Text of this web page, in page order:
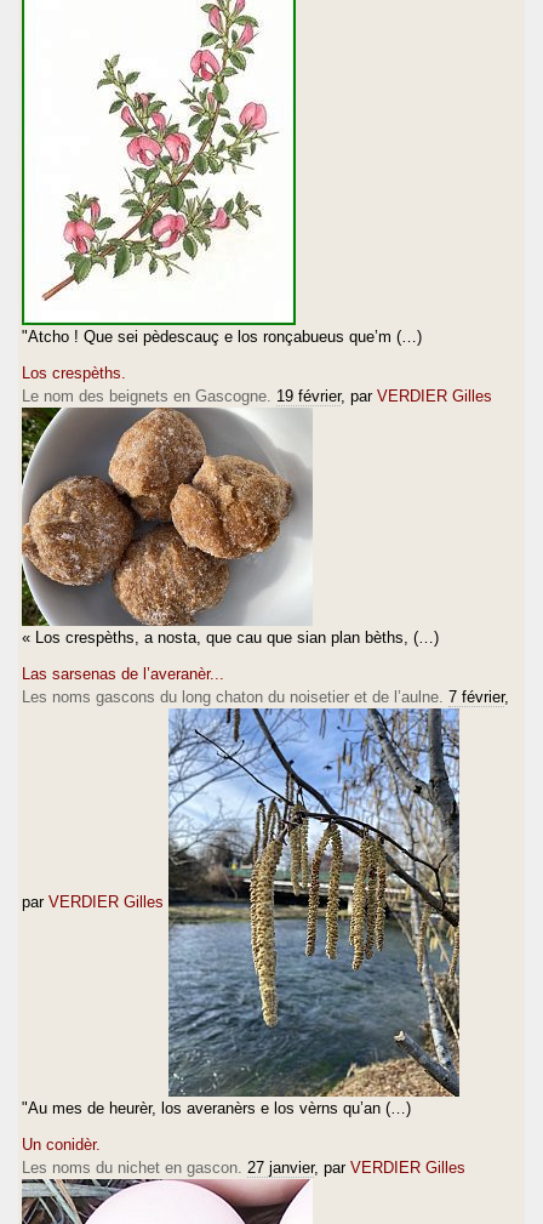
"Atcho ! Que sei pèdescauç e los ronçabueus que’m (…)
Los crespèths.
Le nom des beignets en Gascogne. 19 février, par VERDIER Gilles
« Los crespèths, a nosta, que cau que sian plan bèths, (…)
Las sarsenas de l’averanèr...
Les noms gascons du long chaton du noisetier et de l’aulne. 7 février,
par VERDIER Gilles
"Au mes de heurèr, los averanèrs e los vèrns qu’an (…)
Un conidèr.
Les noms du nichet en gascon. 27 janvier, par VERDIER Gilles